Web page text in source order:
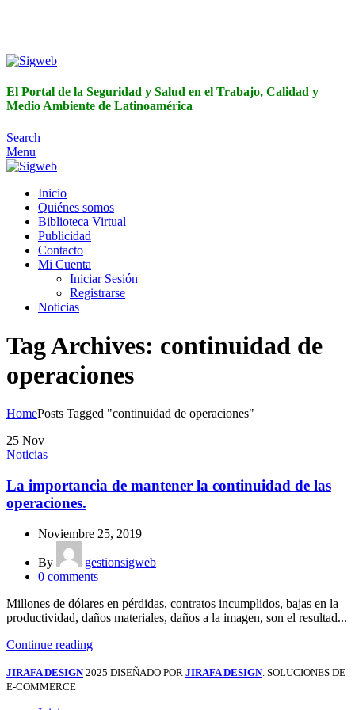
El Portal de la Seguridad y Salud en el Trabajo, Calidad y
Medio Ambiente de Latinoamérica
Search
Menu
Inicio
Quiénes somos
Biblioteca Virtual
Publicidad
Contacto
Mi Cuenta
Iniciar Sesión
Registrarse
Noticias
Tag Archives: continuidad de
operaciones
HomePosts Tagged "continuidad de operaciones"
25 Nov
Noticias
La importancia de mantener la continuidad de las
operaciones.
Noviembre 25, 2019
By
gestionsigweb
0 comments
Millones de dólares en pérdidas, contratos incumplidos, bajas en la
productividad, daños materiales, daños a la imagen, son el resultad...
Continue reading
JIRAFA DESIGN 2025 DISEÑADO POR JIRAFA DESIGN. SOLUCIONES DE
E-COMMERCE